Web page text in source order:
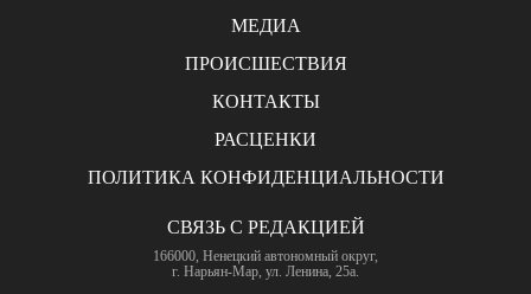
МЕДИА
ПРОИСШЕСТВИЯ
КОНТАКТЫ
РАСЦЕНКИ
ПОЛИТИКА КОНФИДЕНЦИАЛЬНОСТИ
СВЯЗЬ С РЕДАКЦИЕЙ
166000, Ненецкий автономный округ,
г. Нарьян-Мар, ул. Ленина, 25а.